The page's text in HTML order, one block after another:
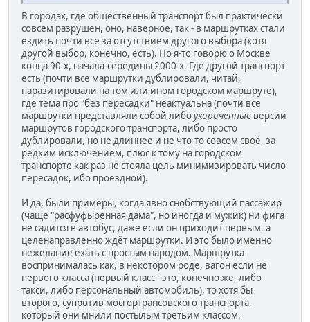
В городах, где общественный транспорт был практически
совсем разрушен, оно, наверное, так - в маршрутках стали
ездить почти все за отсутствием другого выбора (хотя
другой выбор, конечно, есть). Но я-то говорю о Москве
конца 90-х, начала-середины 2000-х. Где другой транспорт
есть (почти все маршрутки дублировали, читай,
паразитировали на том или ином городском маршруте),
где тема про "без пересадки" неактуальна (почти все
маршрутки представляли собой либоукороченные версии
маршрутов городского транспорта, либо просто
дублировали, но не длиннее и не что-то совсем своё, за
редким исключением, плюс к тому на городском
транспорте как раз не стояла цель минимизировать число
пересадок, ибо проездной).
И да, были примеры, когда явно снобствующий пассажир
(чаще "расфуфыренная дама", но иногда и мужик) ни фига
не садится в автобус, даже если он приходит первым, а
целенаправленно ждёт маршрутки. И это было именно
нежелание ехать с простым народом. Маршрутка
воспринималась как, в некотором роде, вагон если не
первого класса (первый класс - это, конечно же, либо
такси, либо персональный автомобиль), то хотя бы
второго, супротив мосгортрансовского транспорта,
который они мнили постылым третьим классом.